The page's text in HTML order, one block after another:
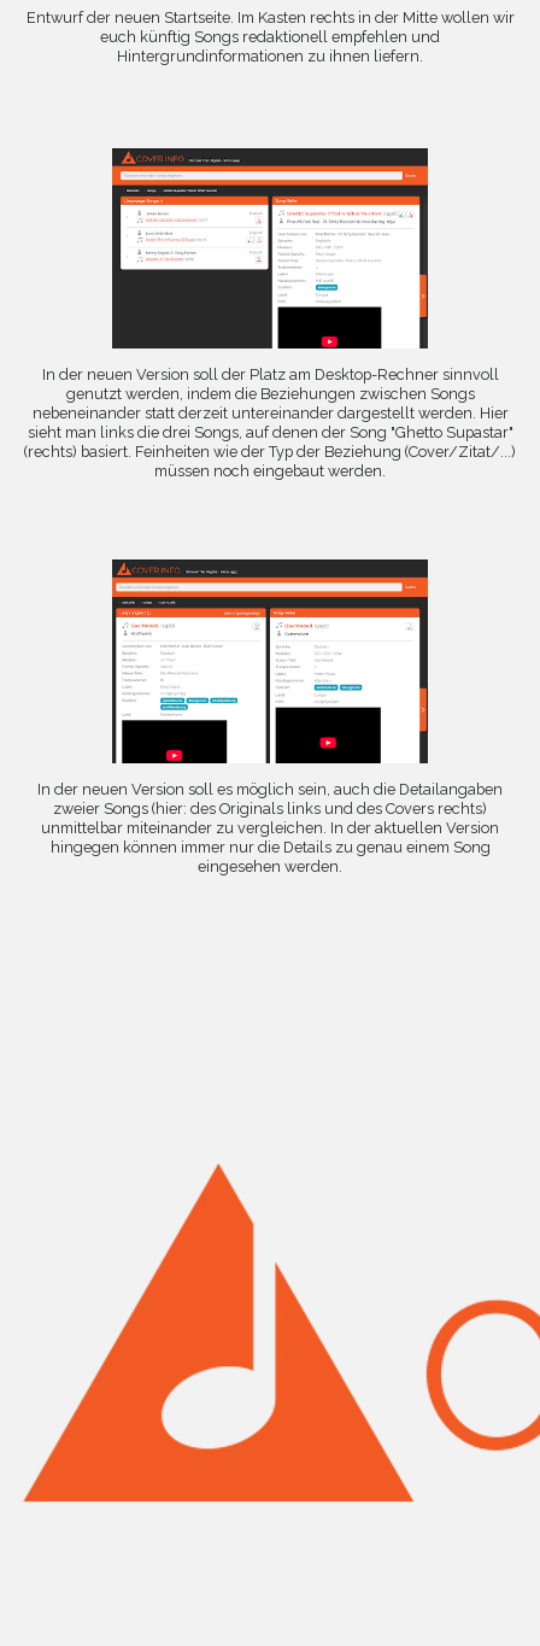
Entwurf der neuen Startseite. Im Kasten rechts in der Mitte wollen wir
euch künftig Songs redaktionell empfehlen und
Hintergrundinformationen zu ihnen liefern.
In der neuen Version soll der Platz am Desktop-Rechner sinnvoll
genutzt werden, indem die Beziehungen zwischen Songs
nebeneinander statt derzeit untereinander dargestellt werden. Hier
sieht man links die drei Songs, auf denen der Song "Ghetto Supastar"
(rechts) basiert. Feinheiten wie der Typ der Beziehung (Cover/Zitat/...)
müssen noch eingebaut werden.
In der neuen Version soll es möglich sein, auch die Detailangaben
zweier Songs (hier: des Originals links und des Covers rechts)
unmittelbar miteinander zu vergleichen. In der aktuellen Version
hingegen können immer nur die Details zu genau einem Song
eingesehen werden.